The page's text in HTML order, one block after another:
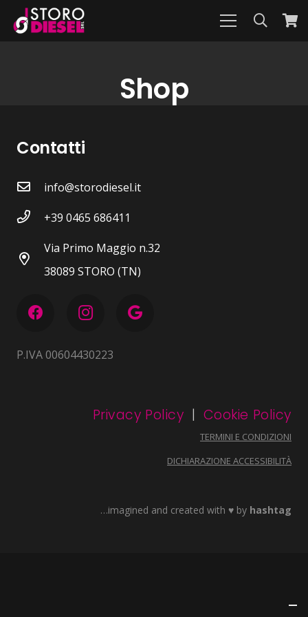
Shop
Contatti
info@storodiesel.it
+39 0465 686411
Via Primo Maggio n.32
38089 STORO (TN)
P.IVA 00604430223
Privacy Policy | Cookie Policy
TERMINI E CONDIZIONI
DICHIARAZIONE ACCESSIBILITÀ
…imagined and created with ♥ by hashtag